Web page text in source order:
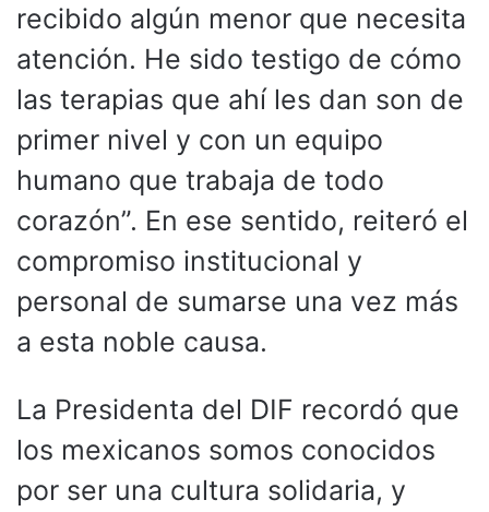
recibido algún menor que necesita
atención. He sido testigo de cómo
las terapias que ahí les dan son de
primer nivel y con un equipo
humano que trabaja de todo
corazón”. En ese sentido, reiteró el
compromiso institucional y
personal de sumarse una vez más
a esta noble causa.
La Presidenta del DIF recordó que
los mexicanos somos conocidos
por ser una cultura solidaria, y